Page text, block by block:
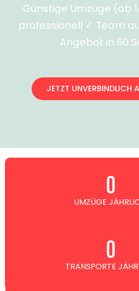
Günstige Umzüge (ab
professionell ✓ Team
Angebot in 60
JETZT UNVERBINDLICH
UMZÜGE0
TRANSPORTE
0